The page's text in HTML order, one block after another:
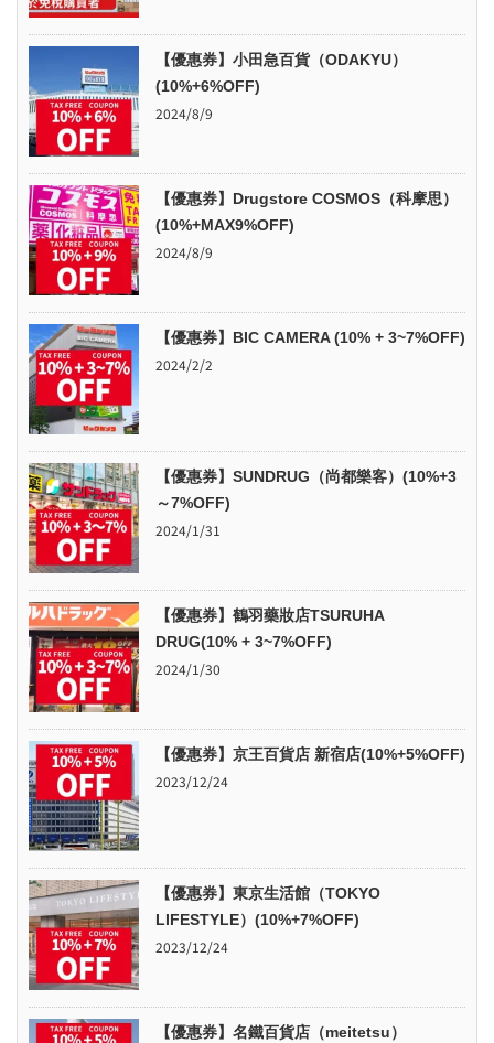
【優惠券】小田急百貨（ODAKYU）
(10%+6%OFF)
2024/8/9
【優惠券】Drugstore COSMOS（科摩思）
(10%+MAX9%OFF)
2024/8/9
【優惠券】BIC CAMERA (10% + 3~7%OFF)
2024/2/2
【優惠券】SUNDRUG（尚都樂客）(10%+3
～7%OFF)
2024/1/31
【優惠券】鶴羽藥妝店TSURUHA
DRUG(10% + 3~7%OFF)
2024/1/30
【優惠券】京王百貨店 新宿店(10%+5%OFF)
2023/12/24
【優惠券】東京生活館（TOKYO
LIFESTYLE）(10%+7%OFF)
2023/12/24
【優惠券】名鐵百貨店（meitetsu）